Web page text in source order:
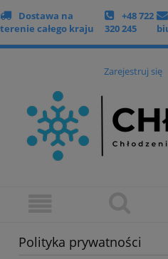
Dostawa na
terenie całego kraju
+48 722
320 245
Zarejestruj się
Polityka prywatności